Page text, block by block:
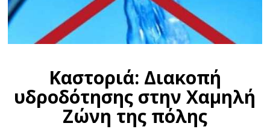
Καστοριά: Διακοπή
υδροδότησης στην Χαμηλή
Ζώνη της πόλης